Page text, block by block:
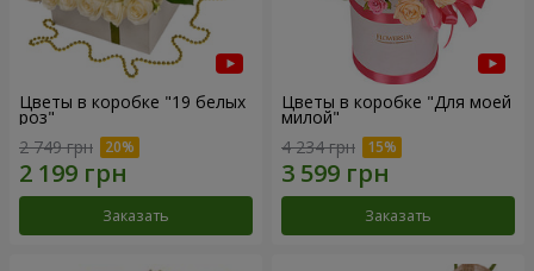
Цветы в коробке "19 белых
роз"
2 749 грн
Заказать
Цветы в коробке "Для моей
милой"
4 234 грн
Заказать